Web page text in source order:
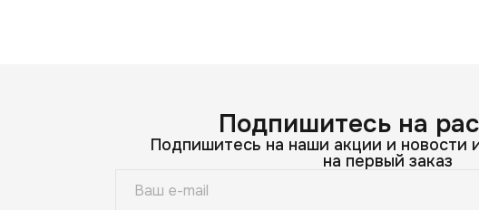
Подпишитесь на
Подпишитесь на наши акции и новости
на первый заказ